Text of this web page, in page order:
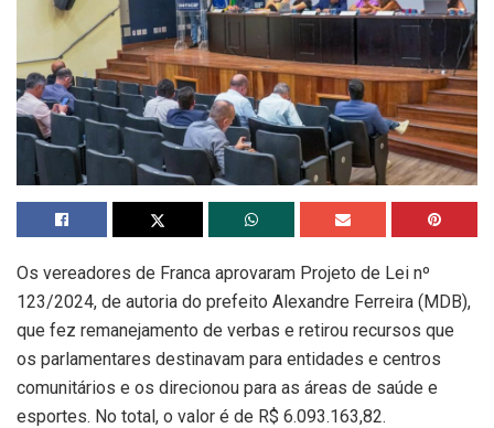
Os vereadores de Franca aprovaram Projeto de Lei nº
123/2024, de autoria do prefeito Alexandre Ferreira (MDB),
que fez remanejamento de verbas e retirou recursos que
os parlamentares destinavam para entidades e centros
comunitários e os direcionou para as áreas de saúde e
esportes. No total, o valor é de R$ 6.093.163,82.